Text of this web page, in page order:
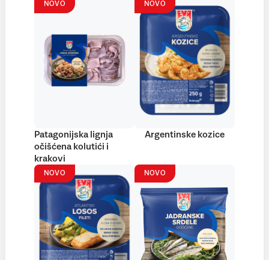
NOVO
Patagonijska lignja
očišćena kolutići i
krakovi
NOVO
Argentinske kozice
NOVO NOVO